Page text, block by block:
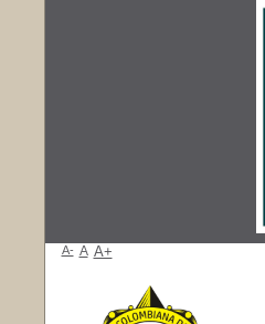
A- A A+